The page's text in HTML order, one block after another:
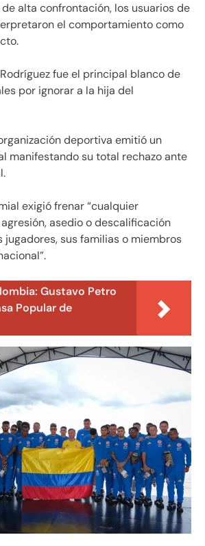
alta confrontación, los usuarios de
el comportamiento como
fue el principal blanco de
por ignorar a la hija del
deportiva emitió un
manifestando su total rechazo ante
exigió frenar “cualquier
asedio o descalificación
sus familias o miembros
Gustavo Petro
Popular de